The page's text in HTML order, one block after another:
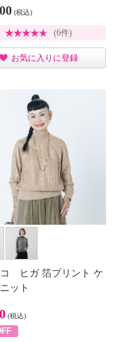
(税込)
(6件)
お気に入りに登録
ヒガ 箔プリント ケ
ット
(税込)